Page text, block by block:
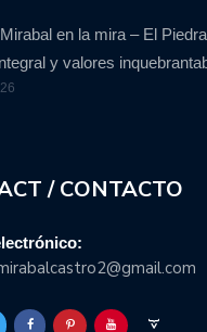
en la mira – El
y valores
/ CONTACTO